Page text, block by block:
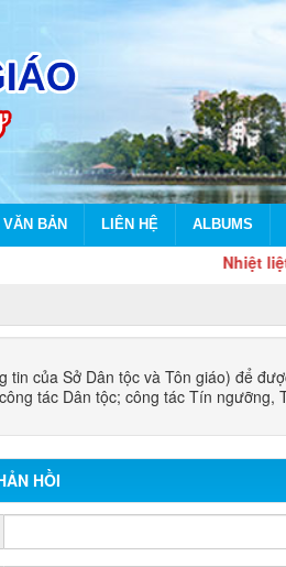
VĂN BẢN LIÊN HỆ ALBUMS
Nhiệt liệt
tin của Sở Dân tộc và Tôn giáo) để
tác Dân tộc; công tác Tín ngưỡng,
HỒI